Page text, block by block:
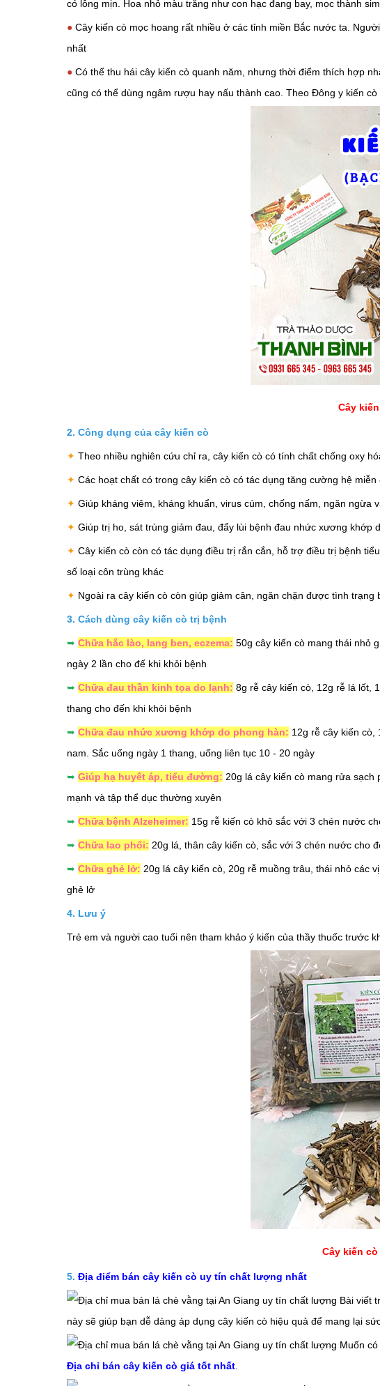
có lông mịn. Hoa nhỏ màu trắng như con hạc đang bay, mọc thành
● Cây kiến cò mọc hoang rất nhiều ở các tỉnh miền Bắc nước ta.
nhất
● Có thể thu hái cây kiến cò quanh năm, nhưng thời điểm thích hợp
cũng có thể dùng ngâm rượu hay nấu thành cao. Theo Đông y kiến
Cây
2. Công dụng của cây kiến cò
✦ Theo nhiều nghiên cứu chỉ ra, cây kiến cò có tính chất chống oxy
✦ Các hoạt chất có trong cây kiến cò có tác dụng tăng cường hệ
✦ Giúp kháng viêm, kháng khuẩn, virus cúm, chống nấm, ngăn ngừa
✦ Giúp trị ho, sát trùng giảm đau, đẩy lùi bệnh đau nhức xương khớp
✦ Cây kiến cò còn có tác dụng điều trị rắn cắn, hỗ trợ điều trị bệnh
số loại côn trùng khác
✦ Ngoài ra cây kiến cò còn giúp giảm cân, ngăn chặn được tình trạng
3. Cách dùng cây kiến cò trị bệnh
➥ Chữa hắc lào, lang ben, eczema: 50g cây kiến cò mang thái nhỏ
ngày 2 lần cho đế khi khỏi bệnh
➥ Chữa đau thần kinh tọa do lạnh: 8g rễ cây kiến cò, 12g rễ lá lốt,
thang cho đến khi khỏi bệnh
➥ Chữa đau nhức xương khớp do phong hàn: 12g rễ cây kiến cò,
nam. Sắc uống ngày 1 thang, uống liên tục 10 - 20 ngày
➥ Giúp hạ huyết áp, tiểu đường: 20g lá cây kiến cò mang rửa
mạnh và tập thể dục thường xuyên
➥ Chữa bệnh Alzeheimer: 15g rễ kiến cò khô sắc với 3 chén nước
➥ Chữa lao phổi: 20g lá, thân cây kiến cò, sắc với 3 chén nước cho
➥ Chữa ghẻ lở: 20g lá cây kiến cò, 20g rễ muồng trâu, thái nhỏ các
ghẻ lở
4. Lưu ý
Trẻ em và người cao tuổi nên tham khảo ý kiến của thầy thuốc trước
Cây kiến
5. Địa điểm bán cây kiến cò uy tín chất lượng nhất
Bài viết
này sẽ giúp bạn dễ dàng áp dụng cây kiến cò hiệu quả để mang lại
Muốn
Địa chỉ bán cây kiến cò giá tốt nhất